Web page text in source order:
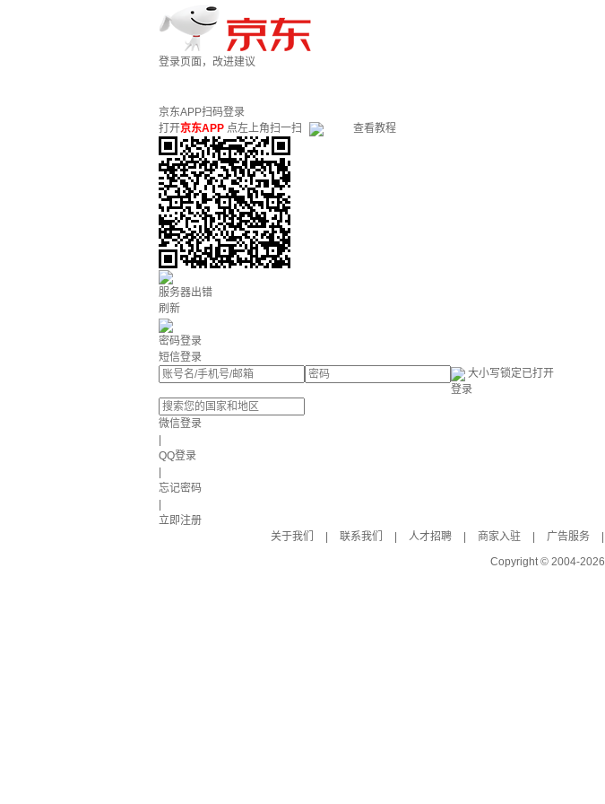
登录页面，改进建议
京东APP扫码登录
打开京东APP 点左上角扫一扫 查看教程
服务器出错
刷新
密码登录
短信登录
大小写锁定已打开
登录
微信登录
QQ登录
忘记密码
立即注册
关于我们
联系我们 人才招聘 商家入驻 广告服务
Copyright © 2004-2026